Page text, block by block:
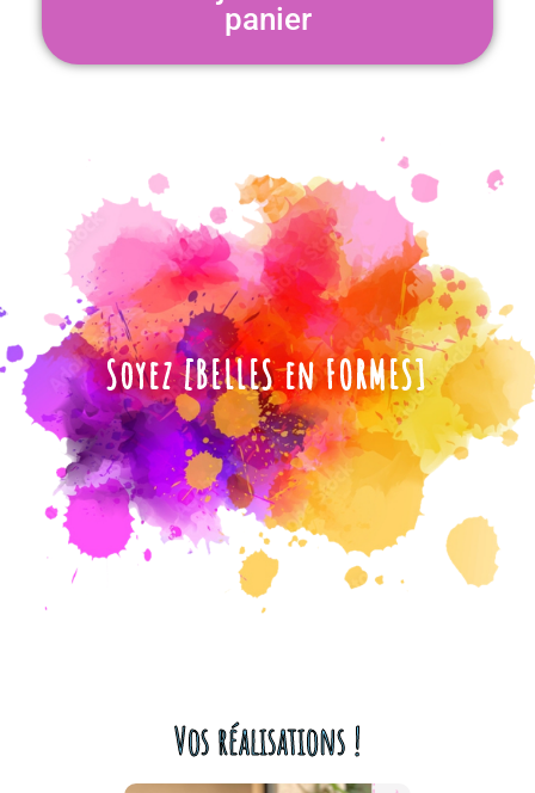
panier
Soyez [BELLES en FORMES]
Vos réalisations !